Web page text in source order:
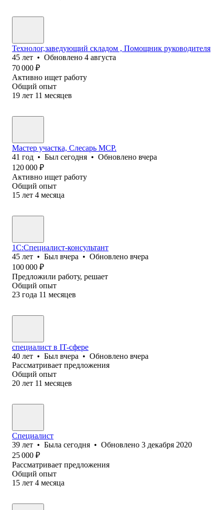
Технолог,заведующий складом , Помощник руководителя
45 лет • Обновлено 4 августа
70 000 ₽
Активно ищет работу
Общий опыт
19 лет 11 месяцев
Мастер участка, Слесарь МСР.
41 год • Был сегодня • Обновлено вчера
120 000 ₽
Активно ищет работу
Общий опыт
15 лет 4 месяца
1С:Специалист-консультант
45 лет • Был вчера • Обновлено вчера
100 000 ₽
Предложили работу, решает
Общий опыт
23 года 11 месяцев
специалист в IT-сфере
40 лет • Был вчера • Обновлено вчера
Рассматривает предложения
Общий опыт
20 лет 11 месяцев
Специалист
39 лет • Была сегодня • Обновлено 3 декабря 2020
25 000 ₽
Рассматривает предложения
Общий опыт
15 лет 4 месяца